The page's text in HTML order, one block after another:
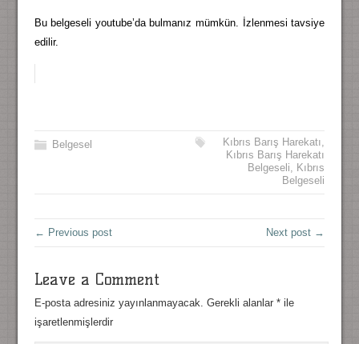
Bu belgeseli youtube’da bulmanız mümkün. İzlenmesi tavsiye
edilir.
Belgesel Kıbrıs Barış Harekatı,
Kıbrıs Barış Harekatı
Belgeseli, Kıbrıs
Belgeseli
← Previous post Next post →
Leave a Comment
E-posta adresiniz yayınlanmayacak. Gerekli alanlar *ile
işaretlenmişlerdir